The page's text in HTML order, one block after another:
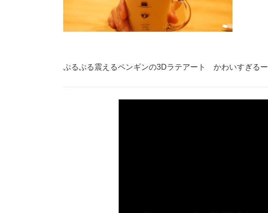
ぷるぷる震えるペンギンの3Dラテアート かわいすぎるー